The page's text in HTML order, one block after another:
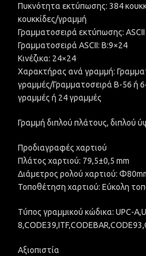
Πυκνότητα εκτύπωσης: 384
κουκκίδες/γραμμή
Γραμματοσειρά εκτύπωσης:
Γραμματοσειρά ASCII: B:9×24
Κινέζικα: 24×24
Χαρακτήρας ανά γραμμή:
γραμμές/Γραμματοσειρά B-56 ή
γραμμές ή 24 γραμμές
Γραμμή διπλού πλάτους, διπλού
Προδιαγραφές χαρτιού
Πλάτος χαρτιού: 79,5±0,5 mm
Διάμετρος ρολού χαρτιού:
Τοποθέτηση χαρτιού: Εύκολη
Τύπος γραμμικού κώδικα: UPC-
Αξιοπιστία